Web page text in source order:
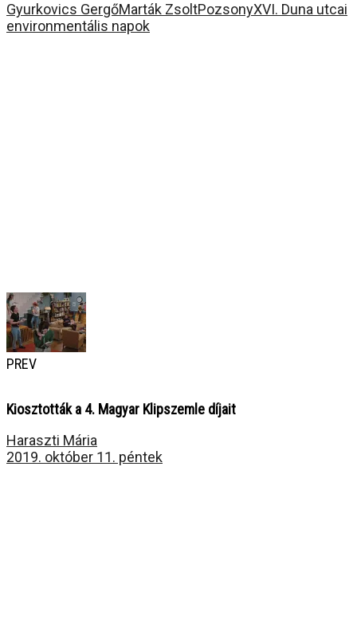
Gyurkovics GergőMarták ZsoltPozsonyXVI. Duna utcai
environmentális napok
PREV
Kiosztották a 4. Magyar Klipszemle díjait
Haraszti Mária
2019. október 11. péntek